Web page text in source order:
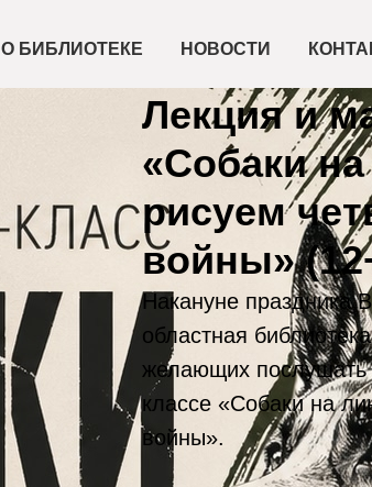
О БИБЛИОТЕКЕ НОВОСТИ
Лекция и
«Собаки
рисуем
войны»
Накануне праздника
областная
желающих послушать
классе «Собаки на
войны».